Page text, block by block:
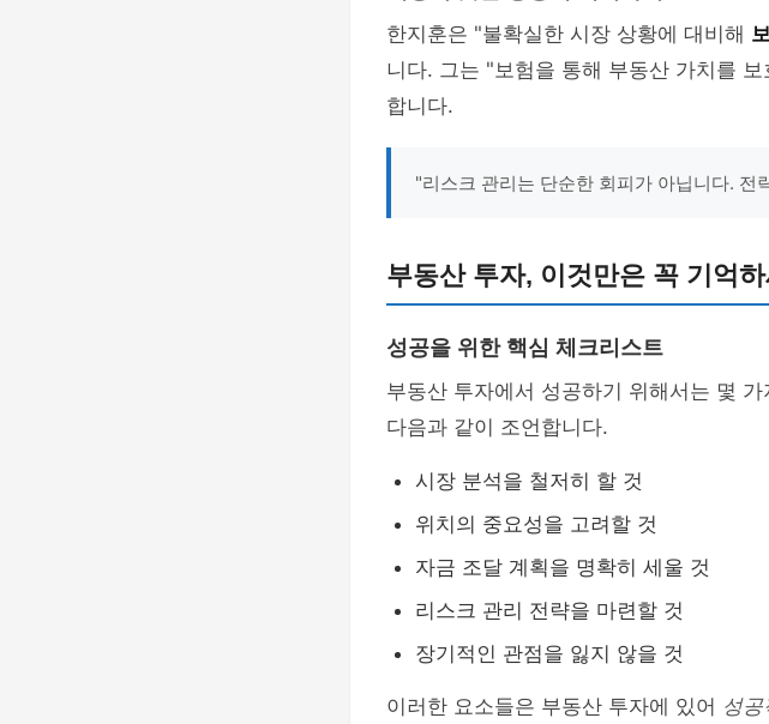
한지훈은 "불확실한 시장 상황에 대비해
니다. 그는 "보험을 통해 부동산 가치를
합니다.
"리스크 관리는 단순한 회피가 아닙니다.
부동산 투자, 이것만은 꼭 기억
성공을 위한 핵심 체크리스트
부동산 투자에서 성공하기 위해서는 몇 가
다음과 같이 조언합니다.
시장 분석을 철저히 할 것
위치의 중요성을 고려할 것
자금 조달 계획을 명확히 세울 것
리스크 관리 전략을 마련할 것
장기적인 관점을 잃지 않을 것
이러한 요소들은 부동산 투자에 있어 성